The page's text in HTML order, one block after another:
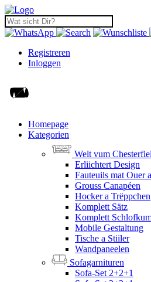
Registreren
Inloggen
Homepage
Kategorien
Welt vum
Erliichtert Design
Fauteuils mat Ouer
Grouss Canapéen
Hocker a Trëppchen
Komplett Sätz
Komplett
Mobile Gestaltung
Tische a Stiiler
Wandpaneelen
Sofagarnituren
Sofa-Set 2+2+1